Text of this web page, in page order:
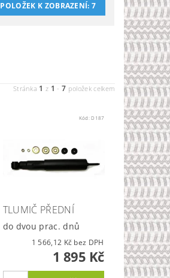
POLOŽEK K ZOBRAZENÍ:7
Stránka 1 z 1 -7 položek celkem
Kód:D187
TLUMIČ PŘEDNÍ
do dvou prac. dnů
1 566,12 Kč bez DPH
1 895 Kč